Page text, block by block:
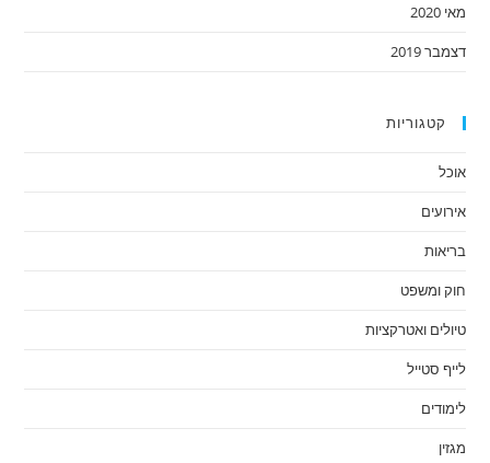
מאי 2020
דצמבר 2019
קטגוריות
אוכל
אירועים
בריאות
חוק ומשפט
טיולים ואטרקציות
לייף סטייל
לימודים
מגזין